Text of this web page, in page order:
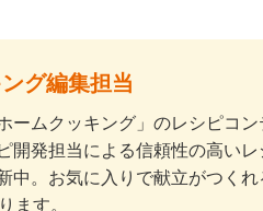
グ編集担当
ームクッキング」のレシピコ
開発担当による信頼性の高い
中。お気に入りで献立がつく
ます。